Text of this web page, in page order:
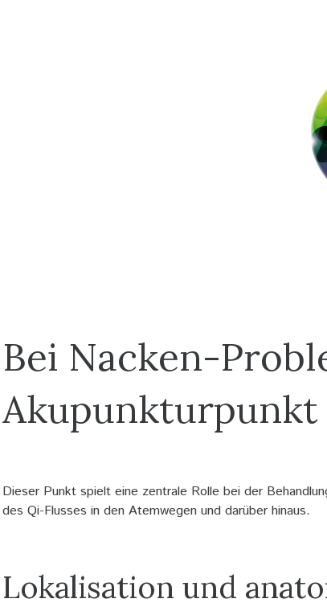
Bei Nacken-
Akupunkturpunkt
Dieser Punkt spielt eine zentrale Rolle bei der
des Qi-Flusses in den Atemwegen und darüber hinaus.
Lokalisation und